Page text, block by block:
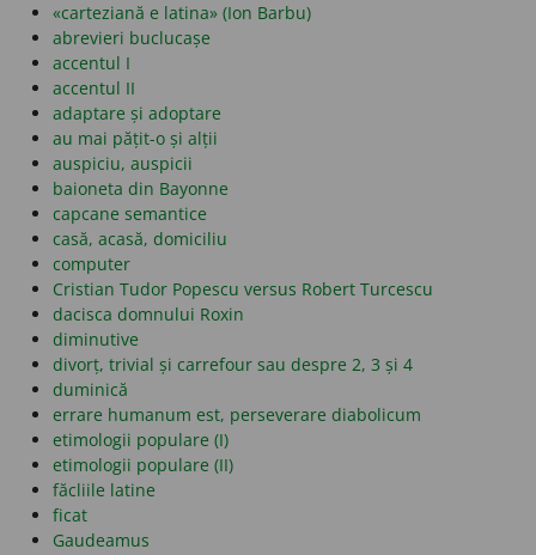
«carteziană e latina» (Ion Barbu)
abrevieri buclucașe
accentul I
accentul II
adaptare și adoptare
au mai pățit-o și alții
auspiciu, auspicii
baioneta din Bayonne
capcane semantice
casă, acasă, domiciliu
computer
Cristian Tudor Popescu versus Robert Turcescu
dacisca domnului Roxin
diminutive
divorț, trivial și carrefour sau despre 2, 3 și 4
duminică
errare humanum est, perseverare diabolicum
etimologii populare (I)
etimologii populare (II)
făcliile latine
ficat
Gaudeamus